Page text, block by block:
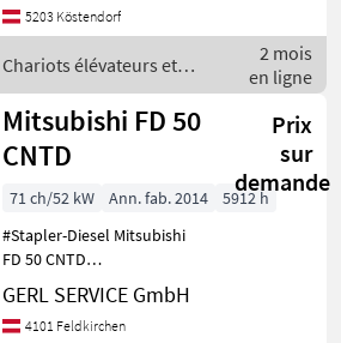
11.000kg Eigengewicht:
6.225kg Gabellänge:
2.400mm Bauhöhe:
5203 Köstendorf
Chariots élévateurs et
techniques de stockage /
Still
2 mois
en ligne
Mitsubishi FD 50
CNTD
Prix
sur
demande
71 ch/52 kW Ann. fab. 2014
5912 h
#Stapler-Diesel Mitsubishi
FD 50 CNTD
Baujahr.............2014
S/N.................CF19E-80032
Stundenzähler.......5912
GERL SERVICE GmbH
4101 Feldkirchen